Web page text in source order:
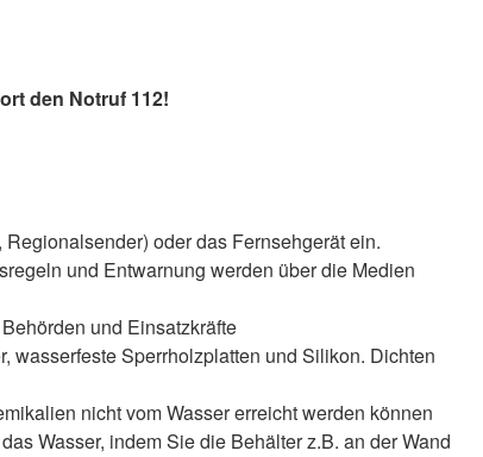
den Notruf 112!
oder das Fernsehgerät ein.
und Entwarnung werden über die Medien
und Einsatzkräfte
wasserfeste Sperrholzplatten und Silikon. Dichten
nicht vom Wasser erreicht werden können
Wasser, indem Sie die Behälter z.B. an der Wand